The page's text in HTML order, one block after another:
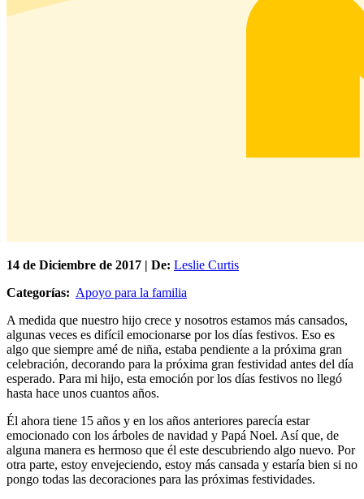
14 de Diciembre de 2017 | De: Leslie Curtis
Categorías: Apoyo para la familia
A medida que nuestro hijo crece y nosotros estamos más cansados,
algunas veces es difícil emocionarse por los días festivos. Eso es
algo que siempre amé de niña, estaba pendiente a la próxima gran
celebración, decorando para la próxima gran festividad antes del día
esperado. Para mi hijo, esta emoción por los días festivos no llegó
hasta hace unos cuantos años.
Él ahora tiene 15 años y en los años anteriores parecía estar
emocionado con los árboles de navidad y Papá Noel. Así que, de
alguna manera es hermoso que él este descubriendo algo nuevo. Por
otra parte, estoy envejeciendo, estoy más cansada y estaría bien si no
pongo todas las decoraciones para las próximas festividades.